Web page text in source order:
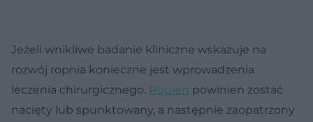
Jeżeli wnikliwe badanie kliniczne wskazuje na
rozwój ropnia konieczne jest wprowadzenia
leczenia chirurgicznego. Ropień powinien zostać
nacięty lub spunktowany, a następnie zaopatrzony